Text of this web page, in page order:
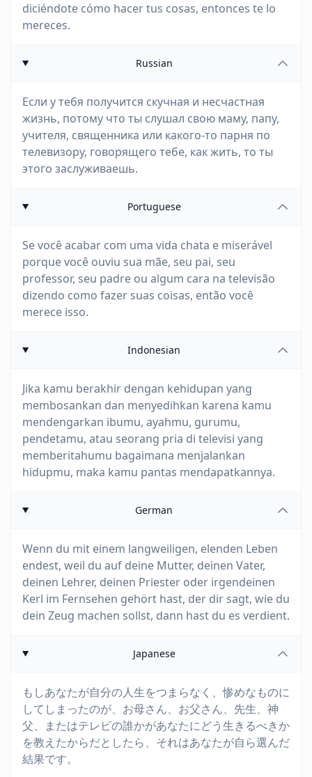
diciéndote cómo hacer tus cosas, entonces te lo
mereces.
Russian
Если у тебя получится скучная и несчастная
жизнь, потому что ты слушал свою маму, папу,
учителя, священника или какого-то парня по
телевизору, говорящего тебе, как жить, то ты
этого заслуживаешь.
Portuguese
Se você acabar com uma vida chata e miserável
porque você ouviu sua mãe, seu pai, seu
professor, seu padre ou algum cara na televisão
dizendo como fazer suas coisas, então você
merece isso.
Indonesian
Jika kamu berakhir dengan kehidupan yang
membosankan dan menyedihkan karena kamu
mendengarkan ibumu, ayahmu, gurumu,
pendetamu, atau seorang pria di televisi yang
memberitahumu bagaimana menjalankan
hidupmu, maka kamu pantas mendapatkannya.
German
Wenn du mit einem langweiligen, elenden Leben
endest, weil du auf deine Mutter, deinen Vater,
deinen Lehrer, deinen Priester oder irgendeinen
Kerl im Fernsehen gehört hast, der dir sagt, wie du
dein Zeug machen sollst, dann hast du es verdient.
Japanese
もしあなたが自分の人生をつまらなく、惨めなものに
してしまったのが、お母さん、お父さん、先生、神
父、またはテレビの誰かがあなたにどう生きるべきか
を教えたからだとしたら、それはあなたが自ら選んだ
結果です。